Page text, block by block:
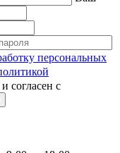
персональных
согласен с